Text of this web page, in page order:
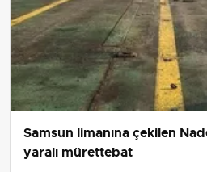
Samsun limanına çekilen
yaralı mürettebat